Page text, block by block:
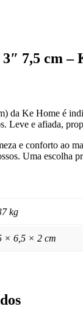
7,5 cm –
da Ke Home é
Leve e afiada,
e conforto ao
Uma escolha
kg
× 6,5 × 2 cm